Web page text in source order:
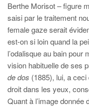
Berthe Morisot – figure
saisi par le traitement
female gaze serait
est-on si loin quand la
l’odalisque au bain
vision habituelle de ses
de dos (1885), lui, a
droit dans les yeux,
Quant à l’image donnée